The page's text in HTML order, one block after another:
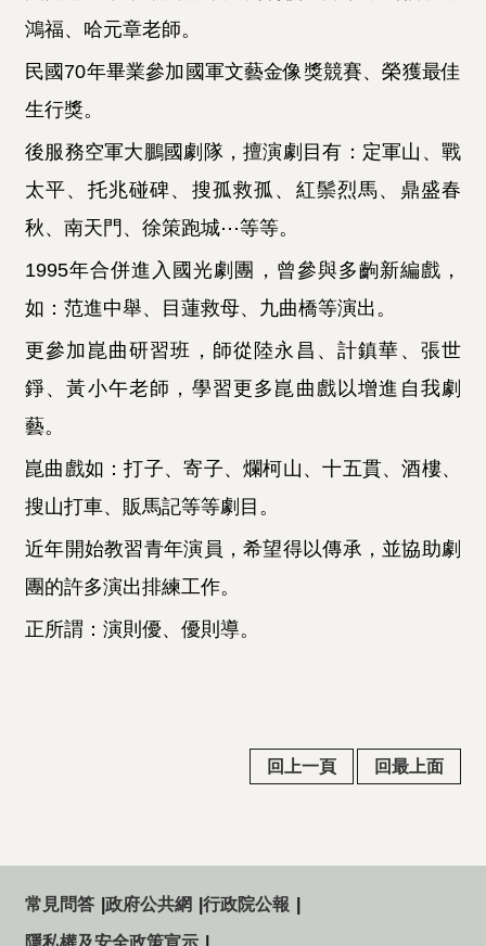
鴻福、哈元章老師。
民國 70年畢業參加國軍文藝金像獎競賽、榮獲最佳
生行獎。
後服務空軍大鵬國劇隊，擅演劇目有：定軍山、戰
太平、托兆碰碑、搜孤救孤、紅鬃烈馬、鼎盛春
秋、南天門、徐策跑城⋯等等。
1995年合併進入國光劇團，曾參與多齣新編戲，
如：范進中舉、目蓮救母、九曲橋等演出。
更參加崑曲研習班，師從陸永昌、計鎮華、張世
錚、黃小午老師，學習更多崑曲戲以增進自我劇
藝。
崑曲戲如：打子、寄子、爛柯山、十五貫、酒樓、
搜山打車、販馬記等等劇目。
近年開始教習青年演員，希望得以傳承，並協助劇
團的許多演出排練工作。
正所謂：演則優、優則導。
回上一頁 回最上面
常見問答 政府公共網 行政院公報
隱私權及安全政策宣示